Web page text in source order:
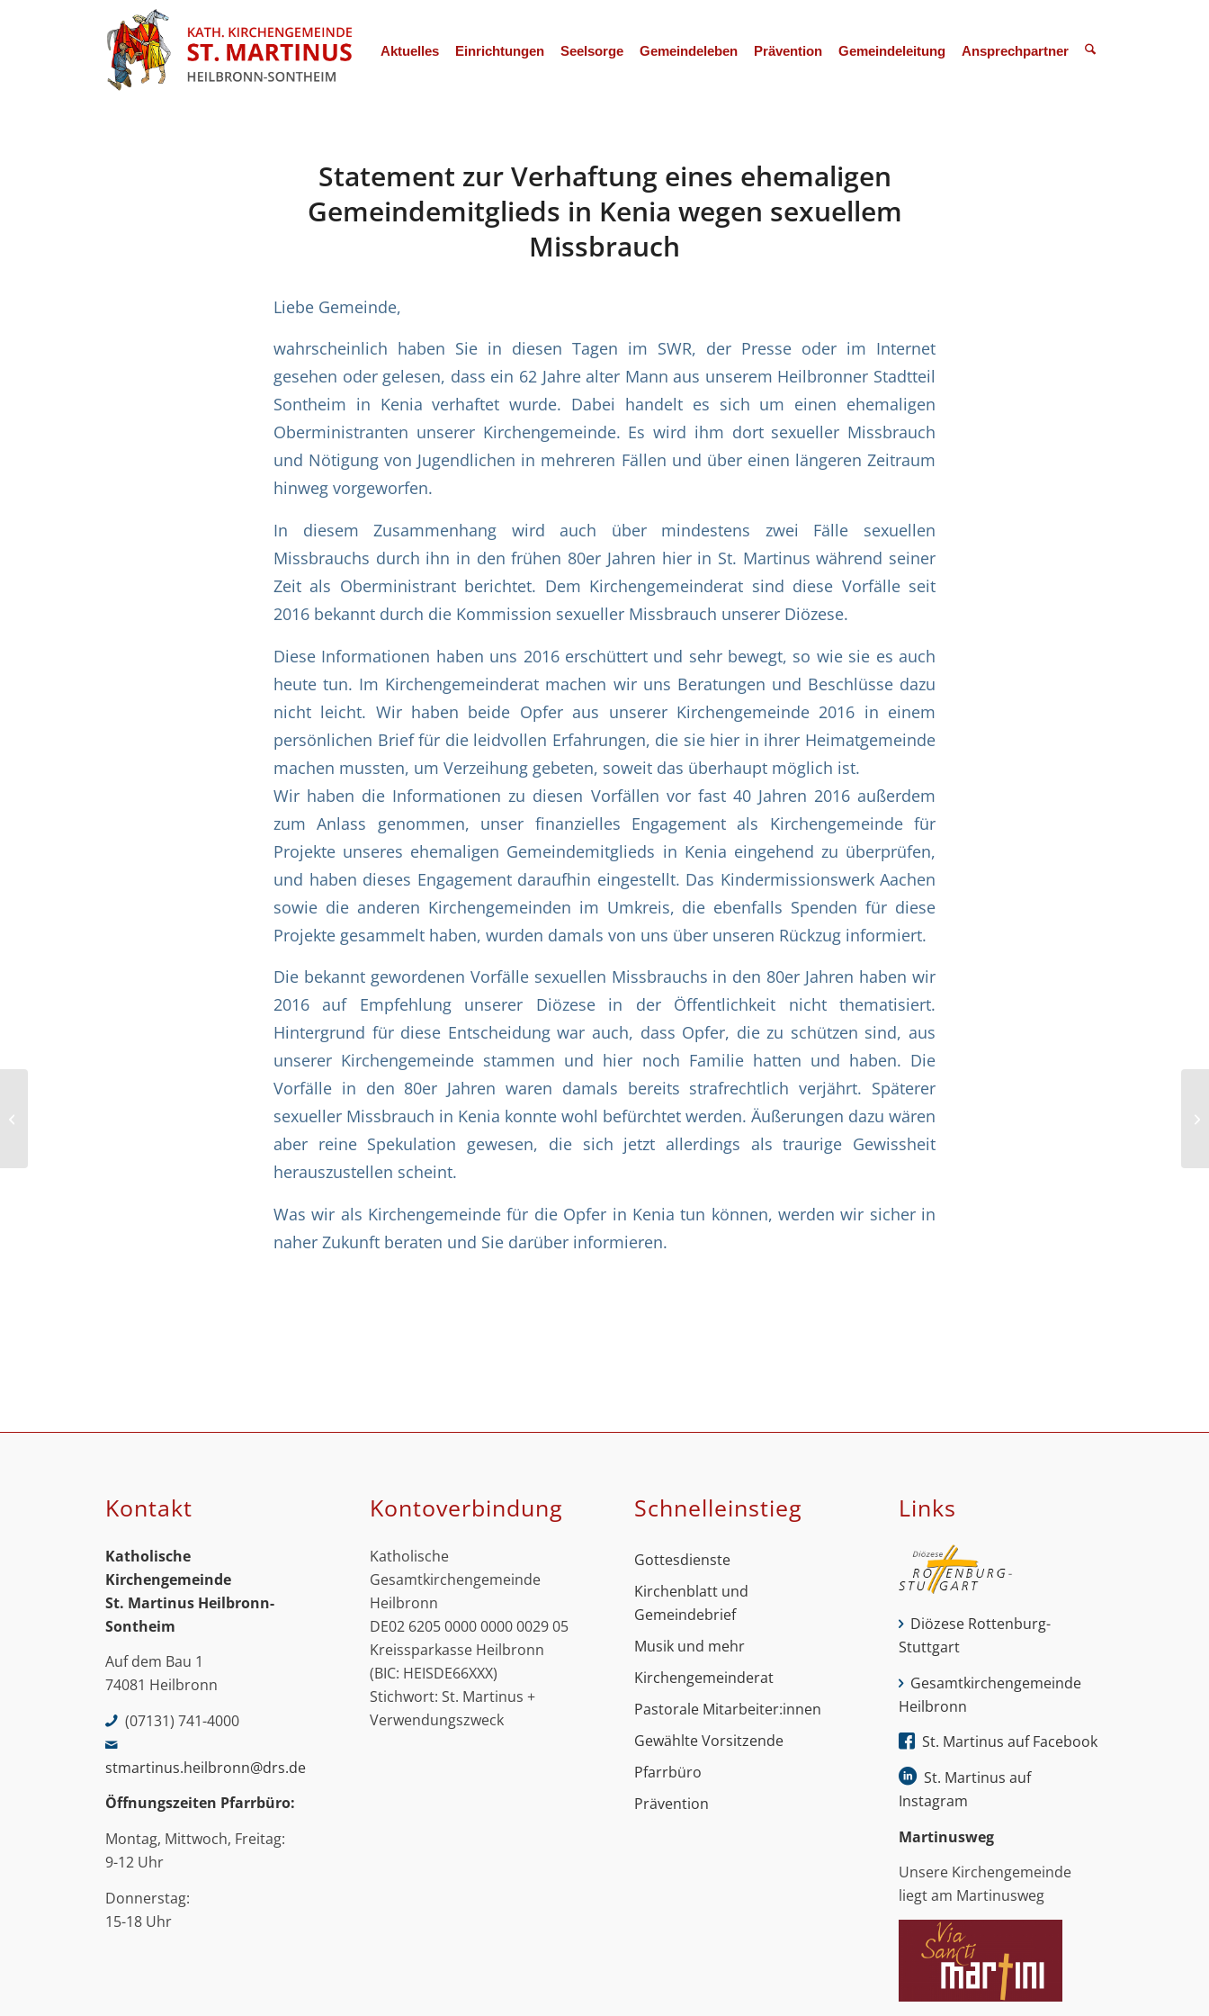
Aktuelles Einrichtungen Seelsorge Gemeindeleben Prävention Gemeindeleitung Ansprechpartner
Statement zur Verhaftung eines ehemaligen
Gemeindemitglieds in Kenia wegen sexuellem
Missbrauch
Liebe Gemeinde,
wahrscheinlich haben Sie in diesen Tagen im SWR, der Presse oder im Internet
gesehen oder gelesen, dass ein 62 Jahre alter Mann aus unserem Heilbronner Stadtteil
Sontheim in Kenia verhaftet wurde. Dabei handelt es sich um einen ehemaligen
Oberministranten unserer Kirchengemeinde. Es wird ihm dort sexueller Missbrauch
und Nötigung von Jugendlichen in mehreren Fällen und über einen längeren Zeitraum
hinweg vorgeworfen.
In diesem Zusammenhang wird auch über mindestens zwei Fälle sexuellen
Missbrauchs durch ihn in den frühen 80er Jahren hier in St. Martinus während seiner
Zeit als Oberministrant berichtet. Dem Kirchengemeinderat sind diese Vorfälle seit
2016 bekannt durch die Kommission sexueller Missbrauch unserer Diözese.
Diese Informationen haben uns 2016 erschüttert und sehr bewegt, so wie sie es auch
heute tun. Im Kirchengemeinderat machen wir uns Beratungen und Beschlüsse dazu
nicht leicht. Wir haben beide Opfer aus unserer Kirchengemeinde 2016 in einem
persönlichen Brief für die leidvollen Erfahrungen, die sie hier in ihrer Heimatgemeinde
machen mussten, um Verzeihung gebeten, soweit das überhaupt möglich ist.
Wir haben die Informationen zu diesen Vorfällen vor fast 40 Jahren 2016 außerdem
zum Anlass genommen, unser finanzielles Engagement als Kirchengemeinde für
Projekte unseres ehemaligen Gemeindemitglieds in Kenia eingehend zu überprüfen,
und haben dieses Engagement daraufhin eingestellt. Das Kindermissionswerk Aachen
sowie die anderen Kirchengemeinden im Umkreis, die ebenfalls Spenden für diese
Projekte gesammelt haben, wurden damals von uns über unseren Rückzug informiert.
Die bekannt gewordenen Vorfälle sexuellen Missbrauchs in den 80er Jahren haben wir
2016 auf Empfehlung unserer Diözese in der Öffentlichkeit nicht thematisiert.
Hintergrund für diese Entscheidung war auch, dass Opfer, die zu schützen sind, aus
unserer Kirchengemeinde stammen und hier noch Familie hatten und haben. Die
Vorfälle in den 80er Jahren waren damals bereits strafrechtlich verjährt. Späterer
sexueller Missbrauch in Kenia konnte wohl befürchtet werden. Äußerungen dazu wären
aber reine Spekulation gewesen, die sich jetzt allerdings als traurige Gewissheit
herauszustellen scheint.
Was wir als Kirchengemeinde für die Opfer in Kenia tun können, werden wir sicher in
naher Zukunft beraten und Sie darüber informieren.
Kontakt
Katholische
Kirchengemeinde
St. Martinus Heilbronn-
Sontheim
Auf dem Bau 1
74081 Heilbronn
(07131) 741-4000
stmartinus.heilbronn@drs.de
Öffnungszeiten Pfarrbüro:
Montag, Mittwoch, Freitag:
9-12 Uhr
Donnerstag:
15-18 Uhr
Kontoverbindung
Katholische
Gesamtkirchengemeinde
Heilbronn
DE02 6205 0000 0000 0029 05
Kreissparkasse Heilbronn
(BIC: HEISDE66XXX)
Stichwort: St. Martinus +
Verwendungszweck
Schnell­einstieg
Gottesdienste
Kirchenblatt und
Gemeindebrief
Musik und mehr
Kirchengemeinderat
Pastorale Mitarbeiter:innen
Gewählte Vorsitzende
Pfarrbüro
Prävention
Links
Diözese Rottenburg-
Stuttgart
Gesamtkirchengemeinde
Heilbronn
St. Martinus auf Facebook
St. Martinus auf
Instagram
Martinus­weg
Unsere Kirchengemeinde
liegt am Martinusweg